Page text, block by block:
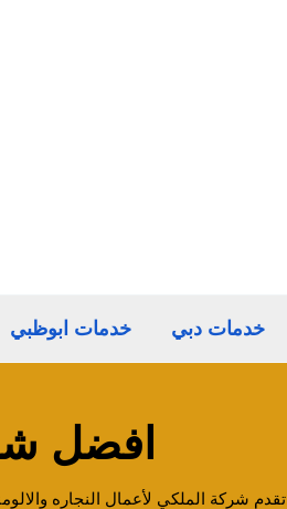
خدمات دبي خدمات ابوظبي
افضل
تقدم شركة الملكي لأعمال النجاره